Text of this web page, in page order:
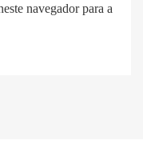
navegador para a